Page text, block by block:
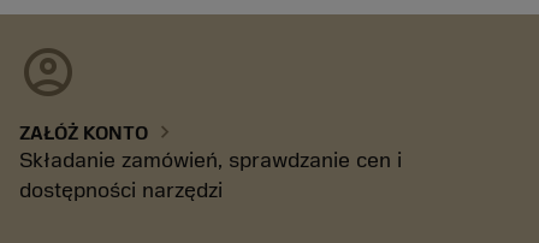
account_circle
ZAŁÓŻ KONTO chevron_right
Składanie zamówień, sprawdzanie cen i
dostępności narzędzi